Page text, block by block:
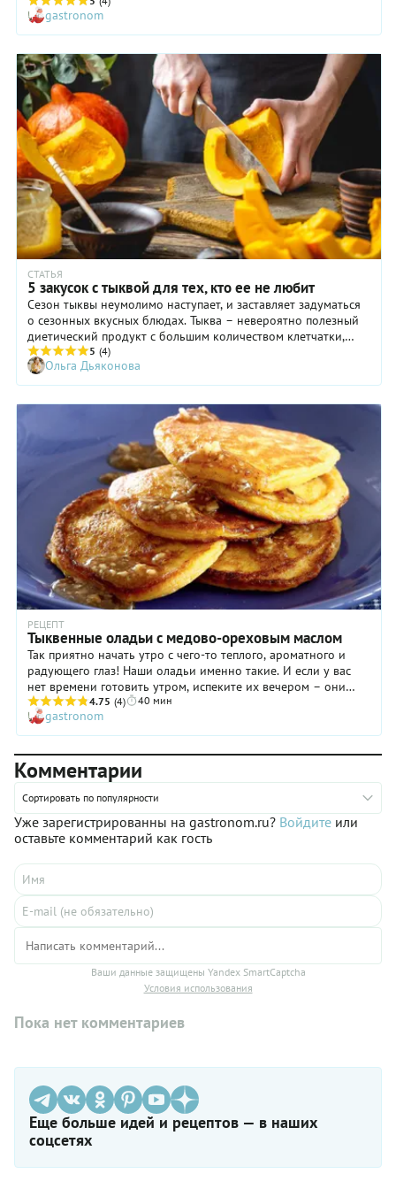
сложносочиненных блюд. Такой тыкву вы еще не видели.
gastronom
СТАТЬЯ
5 закусок с тыквой для тех, кто ее не любит
Сезон тыквы неумолимо наступает, и заставляет задуматься
о сезонных вкусных блюдах. Тыква – невероятно полезный
диетический продукт с большим количеством клетчатки,
который обязательно нужно есть в сезон. Но что делать,
если вы (или ваши дети) не переносите ее в чистом виде?
Попробуйте приготовить с ней необычные закуски, где
тыква заиграет по-новому. Вот увидите – съедят даже дети.
5 (4)
Ольга Дьяконова
РЕЦЕПТ
Тыквенные оладьи с медово-ореховым маслом
Так приятно начать утро с чего-то теплого, ароматного и
радующего глаз! Наши оладьи именно такие. И если у вас
нет времени готовить утром, испеките их вечером – они
прекрасны и разогретые в микроволновке.
4.75 (4) 40 мин
gastronom
Комментарии
Сортировать по популярности
Уже зарегистрированны на gastronom.ru? Войдите или
оставьте комментарий как гость
Ваши данные защищены Yandex SmartCaptcha
Условия использования
Пока нет комментариев
Еще больше идей и рецептов — в наших
соцсетях